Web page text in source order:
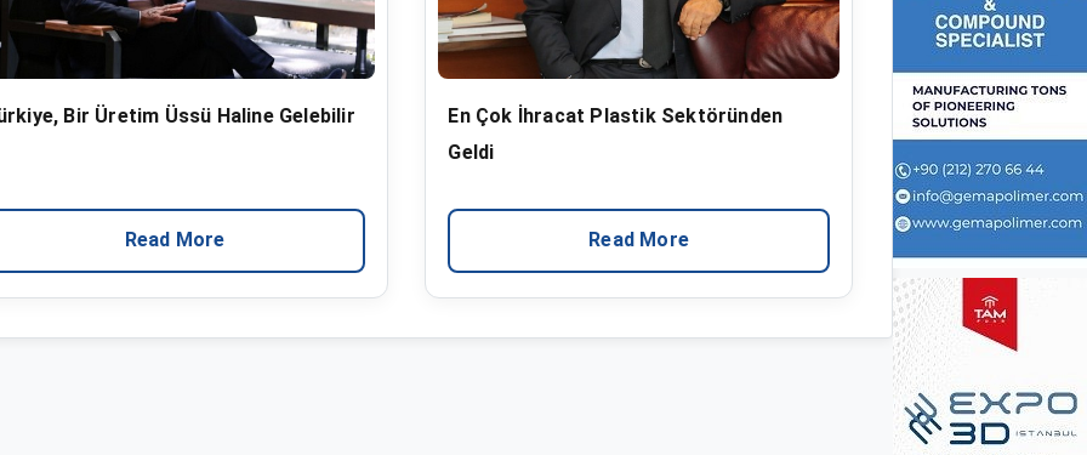
Bir Üretim Üssü Haline Gelebilir
Read More
En Çok İhracat Plastik Sektöründen
Geldi
Read More